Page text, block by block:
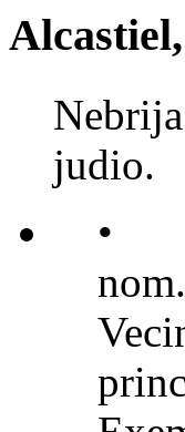
judio.
•